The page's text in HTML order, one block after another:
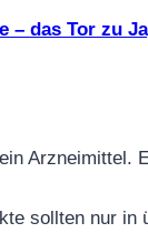
– das Tor zu
sollten nur